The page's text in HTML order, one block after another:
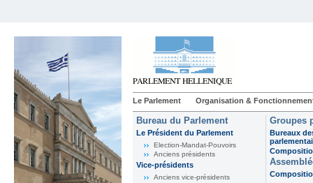
Le Parlement Organisation &
Bureau du Parlement
Le Président du Parlement
Election-Mandat-Pouvoirs
Anciens présidents
Vice-présidents
Anciens vice-présidents
Groupes
Bureaux